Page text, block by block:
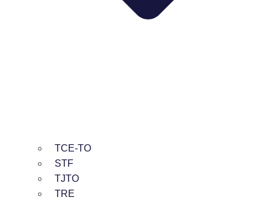
TCE-TO
STF
TJTO
TRE